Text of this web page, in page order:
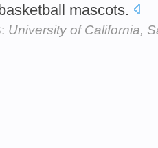
mascots.
University of California,